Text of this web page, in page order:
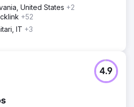
United States +2
+52
IT +3
4.9